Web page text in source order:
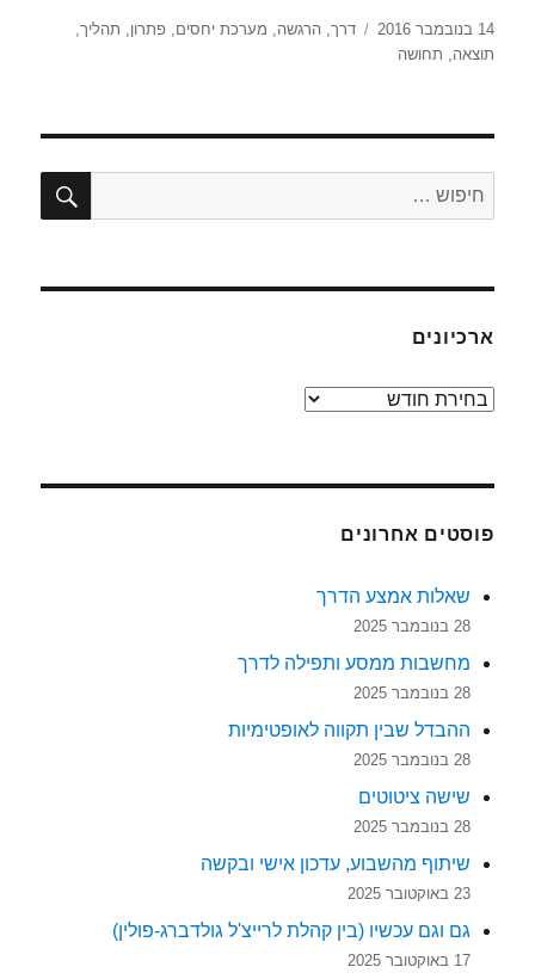
פורסם
בתאריך
14 בנובמבר 2016 תגיות
דרך,הרגשה, מערכת יחסים,פתרון, תהליך,
תוצאה, תחושה
חפש:
ארכיונים
ארכיונים
פוסטים אחרונים
שאלות אמצע הדרך
28 בנובמבר 2025
מחשבות ממסע ותפילה לדרך
28 בנובמבר 2025
ההבדל שבין תקווה לאופטימיות
28 בנובמבר 2025
שישה ציטוטים
28 בנובמבר 2025
שיתוף מהשבוע, עדכון אישי ובקשה
23 באוקטובר 2025
גם וגם עכשיו (בין קהלת לרייצ'ל גולדברג-פולין)
17 באוקטובר 2025